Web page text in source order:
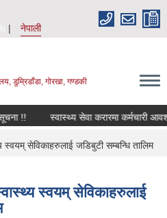
नेपाली
डुम्रिडाँडा, गोरखा, गण्डकी
!! स्वास्थ्य सेवा करारमा कर्मचारी
स्वयम् सेविकाहरुलाई जडिबुटी सम्बन्धि तालिम
स्वयम् सेविकाहरुलाई